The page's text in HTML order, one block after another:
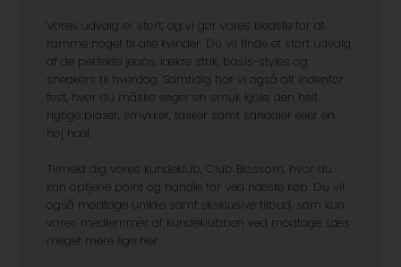
Vores udvalg er stort, og vi gør vores bedste for at
ramme noget til alle kvinder. Du vil finde et stort udvalg
af de perfekte jeans, lækre strik, basis-styles og
sneakers til hverdag. Samtidig har vi også alt indenfor
fest, hvor du måske søger en smuk kjole, den helt
rigtige blazer, smykker, tasker samt sandaler eller en
høj hæl.
Tilmeld dig vores kundeklub, Club Blossom, hvor du
kan optjene point og handle for ved næste køb. Du vil
også modtage unikke samt eksklusive tilbud, som kun
vores medlemmer af kundeklubben ved modtage. Læs
meget mere lige her.